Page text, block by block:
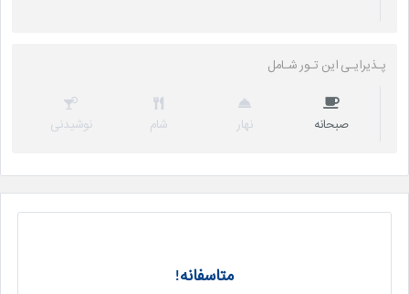
پـذیرایـی این تـور شـامل
صبحانه نهار شام نوشیدنی
متاسفانه!